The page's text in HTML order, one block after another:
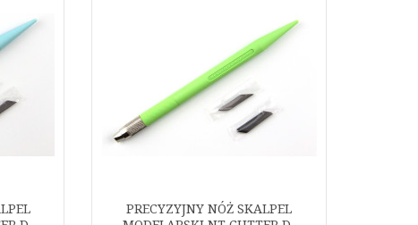
PRECYZYJNY NÓŻ SKALPEL